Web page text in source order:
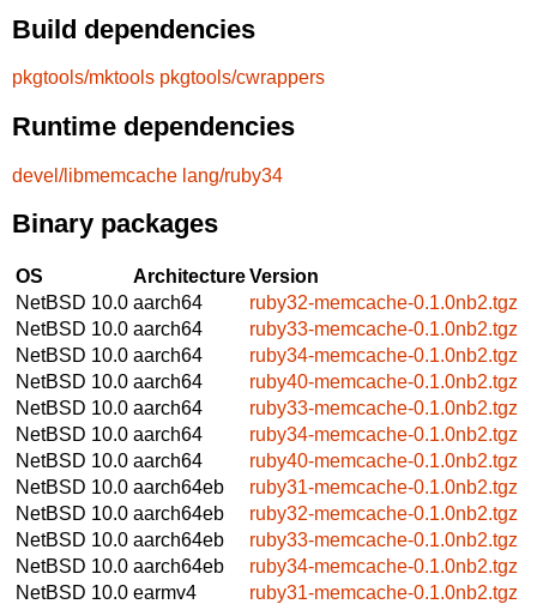
Build dependencies
pkgtools/mktools pkgtools/cwrappers
Runtime dependencies
devel/libmemcache lang/ruby34
Binary packages
OS ArchitectureVersion
NetBSD 10.0 aarch64
ruby32-memcache-0.1.0nb2.tgz
NetBSD 10.0 aarch64
ruby33-memcache-0.1.0nb2.tgz
NetBSD 10.0 aarch64
ruby34-memcache-0.1.0nb2.tgz
NetBSD 10.0 aarch64
ruby40-memcache-0.1.0nb2.tgz
NetBSD 10.0 aarch64
ruby33-memcache-0.1.0nb2.tgz
NetBSD 10.0 aarch64
ruby34-memcache-0.1.0nb2.tgz
NetBSD 10.0 aarch64
ruby40-memcache-0.1.0nb2.tgz
NetBSD 10.0 aarch64eb
ruby31-memcache-0.1.0nb2.tgz
NetBSD 10.0 aarch64eb
ruby32-memcache-0.1.0nb2.tgz
NetBSD 10.0 aarch64eb
ruby33-memcache-0.1.0nb2.tgz
NetBSD 10.0 aarch64eb
ruby34-memcache-0.1.0nb2.tgz
NetBSD 10.0 earmv4
ruby31-memcache-0.1.0nb2.tgz